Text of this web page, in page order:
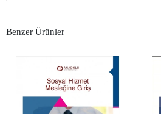
Benzer Ürünler